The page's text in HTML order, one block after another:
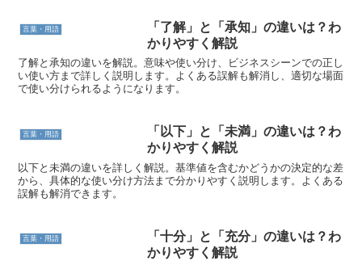
言葉・用語
「了解」と「承知」の違いは？わ
かりやすく解説
了解と承知の違いを解説。意味や使い分け、ビジネスシーンでの正し
い使い方まで詳しく説明します。よくある誤解も解消し、適切な場面
で使い分けられるようになります。
言葉・用語
「以下」と「未満」の違いは？わ
かりやすく解説
以下と未満の違いを詳しく解説。基準値を含むかどうかの決定的な差
から、具体的な使い分け方法まで分かりやすく説明します。よくある
誤解も解消できます。
言葉・用語
「十分」と「充分」の違いは？わ
かりやすく解説